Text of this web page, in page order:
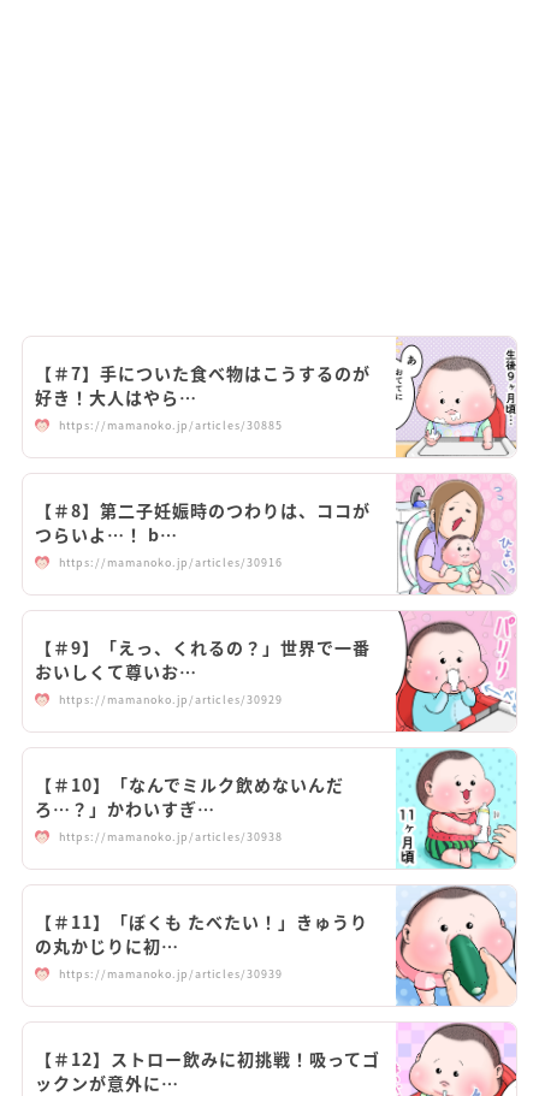
【＃7】手についた食べ物はこうするのが
好き！大人はやら…
https://mamanoko.jp/articles/30885
【＃8】第二子妊娠時のつわりは、ココが
つらいよ…！ b…
https://mamanoko.jp/articles/30916
【＃9】「えっ、くれるの？」世界で一番
おいしくて尊いお…
https://mamanoko.jp/articles/30929
【＃10】「なんでミルク飲めないんだ
ろ…？」かわいすぎ…
https://mamanoko.jp/articles/30938
【＃11】「ぼくも たべたい！」きゅうり
の丸かじりに初…
https://mamanoko.jp/articles/30939
【＃12】ストロー飲みに初挑戦！吸ってゴ
ックンが意外に…